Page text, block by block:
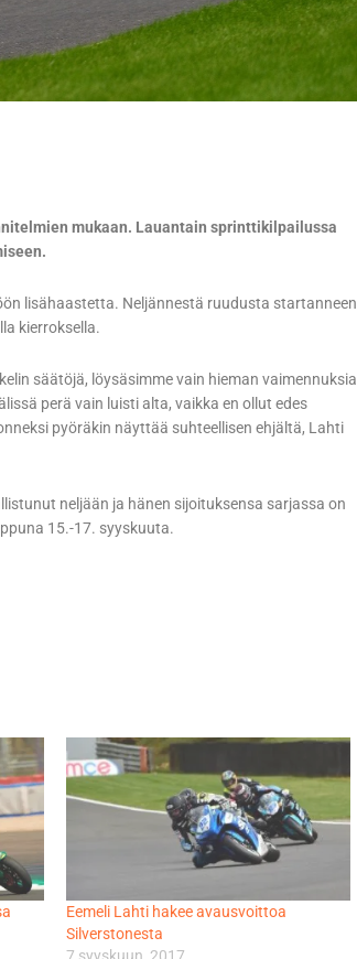
mukaan. Lauantain sprinttikilpailussa
lisähaastetta. Neljännestä ruudusta startanneen
kierroksella.
säätöjä, löysäsimme vain hieman vaimennuksia
perä vain luisti alta, vaikka en ollut edes
pyöräkin näyttää suhteellisen ehjältä, Lahti
neljään ja hänen sijoituksensa sarjassa on
15.-17. syyskuuta.
Eemeli Lahti hakee avausvoittoa
Silverstonesta
7 syyskuun, 2017